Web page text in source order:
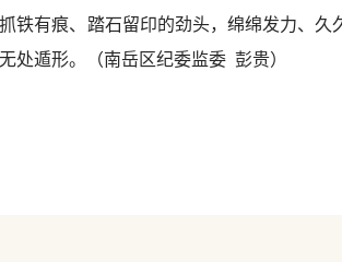
铁有痕、踏石留印的劲头，绵绵发力、
处遁形。（南岳区纪委监委 彭贵）